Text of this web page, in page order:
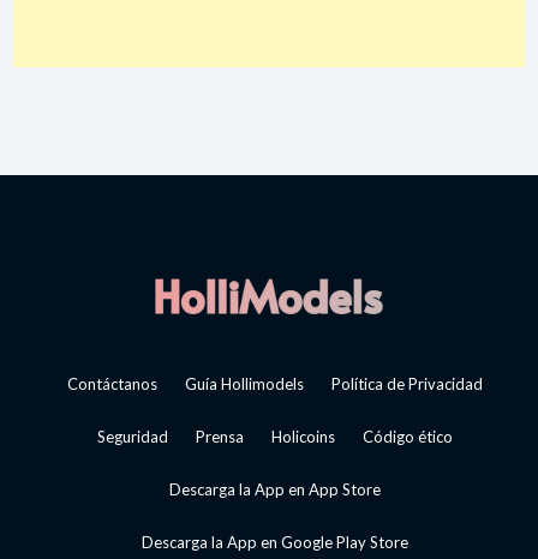
Contáctanos Guía Hollimodels Política de Privacidad
Seguridad Prensa Holicoins Código ético
Descarga la App en App Store
Descarga la App en Google Play Store